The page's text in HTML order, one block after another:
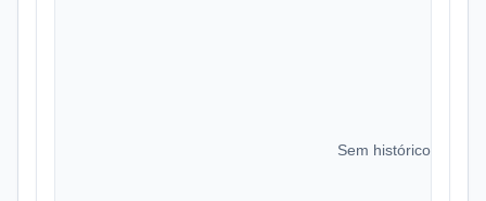
Sem histórico de